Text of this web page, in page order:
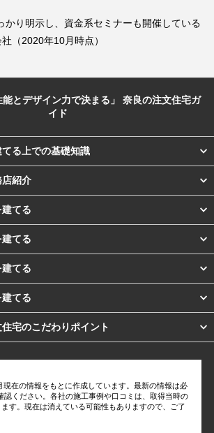
かり明示し、資金系セミナーも開催している
（2020年10月時点）
能とデザイン力で決まる」 奈良の注文住宅ガ
イド
る上での基礎知識
紹介
てる
てる
てる
てる
宅のこだわりポイント
現在の情報をもとに作成しています。最新の情報は必
認ください。各社の施工事例や口コミは、取得当時の
す。現在は消えている可能性もありますので、ご了